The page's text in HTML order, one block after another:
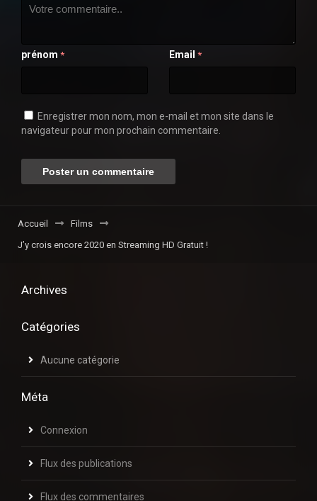
prénom * Email *
Enregistrer mon nom, mon e-mail et mon site dans le
navigateur pour mon prochain commentaire.
Accueil
Films
J’y crois encore 2020 en Streaming HD Gratuit !
Archives
Catégories
Aucune catégorie
Méta
Connexion
Flux des publications
Flux des commentaires